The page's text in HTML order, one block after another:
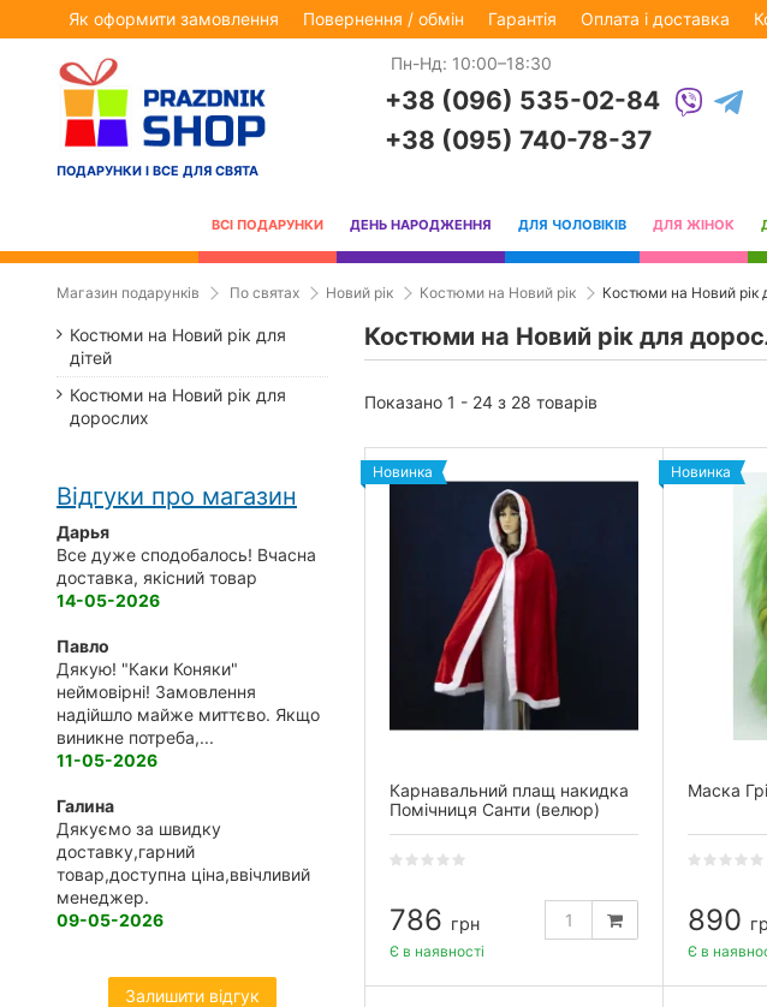
Як оформити замовлення Повернення / обмін Гарантія Оплата і доставка
ПОДАРУНКИ І ВСЕ ДЛЯ СВЯТА
Пн-Нд: 10:00–18:30
+38 (096) 535-02-84
+38 (095) 740-78-37
ВСІ ПОДАРУНКИ ДЕНЬ НАРОДЖЕННЯ ДЛЯ ЧОЛОВІКІВ ДЛЯ ЖІНОК
Магазин подарунків По святах Новий рік Костюми на Новий рік Костюми на Новий рік
Костюми на Новий рік для
Показано 1 - 24 з 28 товарів
Новинка
Карнавальний плащ накидка
Помічниця Санти (велюр)
786 грн
Є в наявності
Новинка
Маска
890
Є в
Костюми на Новий рік для
дітей
Костюми на Новий рік для
дорослих
Відгуки про магазин
Дарья
Все дуже сподобалось! Вчасна
доставка, якісний товар
14-05-2026
Павло
Дякую! "Каки Коняки"
неймовірні! Замовлення
надійшло майже миттєво. Якщо
виникне потреба,...
11-05-2026
Галина
Дякуємо за швидку
доставку,гарний
товар,доступна ціна,ввічливий
менеджер.
09-05-2026
Залишити відгук